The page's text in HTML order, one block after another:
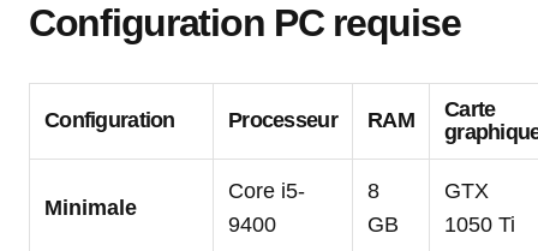
Configuration PC requise
Configuration Processeur RAM
Carte
Minimale
Core i5-
9400
8
GB
GTX
1050 Ti